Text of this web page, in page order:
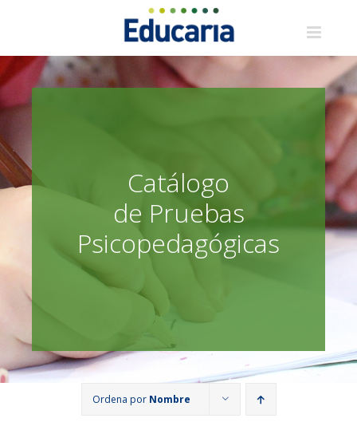
Catálogo
de Pruebas
Psicopedagógicas
Ordena por Nombre